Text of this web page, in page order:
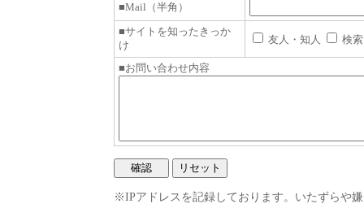
■Mail（半角）
■サイトを知ったきっか
け
友人・知人 検
■お問い合わせ内容
※IPアドレスを記録しております。いたずらや